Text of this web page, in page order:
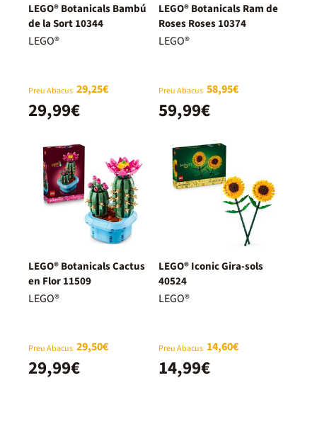
LEGO® Botanicals Bambú
de la Sort 10344
LEGO®
Preu Abacus 29,25€
29,99€
LEGO® Botanicals Ram de
Roses Roses 10374
LEGO®
Preu Abacus 58,95€
59,99€
LEGO® Botanicals Cactus
en Flor 11509
LEGO®
Preu Abacus 29,50€
29,99€
LEGO® Iconic Gira-sols
40524
LEGO®
Preu Abacus 14,60€
14,99€